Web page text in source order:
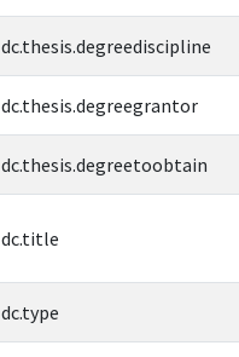
dc.thesis.degreediscipline
dc.thesis.degreegrantor
dc.thesis.degreetoobtain
dc.title
dc.type